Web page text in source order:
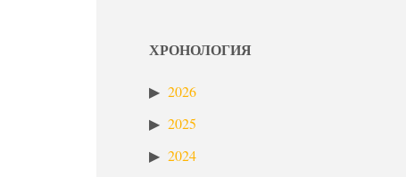
ХРОНОЛОГИЯ
2026
2025
2024